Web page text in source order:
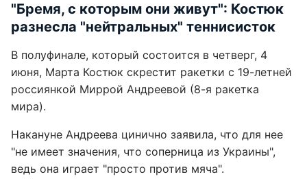
"Бремя, с которым они живут": Костюк
разнесла "нейтральных" теннисисток
В полуфинале, который состоится в четверг, 4
июня, Марта Костюк скрестит ракетки с 19-летней
россиянкой Миррой Андреевой (8-я ракетка
мира).
Накануне Андреева цинично заявила, что для нее
"не имеет значения, что соперница из Украины",
ведь она играет "просто против мяча".